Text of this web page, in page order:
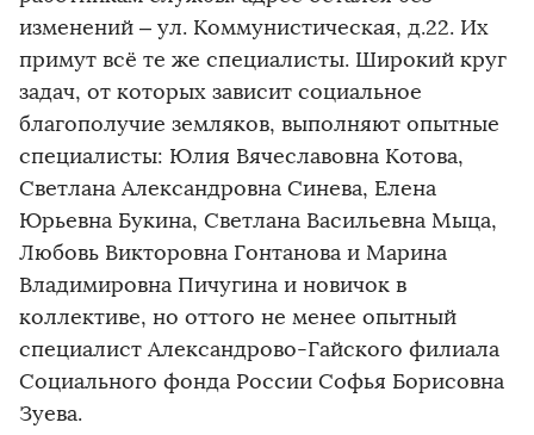
изменений – ул. Коммунистическая, д.22. Их
примут всё те же специалисты. Широкий круг
задач, от которых зависит социальное
благополучие земляков, выполняют опытные
специалисты: Юлия Вячеславовна Котова,
Светлана Александровна Синева, Елена
Юрьевна Букина, Светлана Васильевна Мыца,
Любовь Викторовна Гонтанова и Марина
Владимировна Пичугина и новичок в
коллективе, но оттого не менее опытный
специалист Александрово-Гайского филиала
Социального фонда России Софья Борисовна
Зуева.